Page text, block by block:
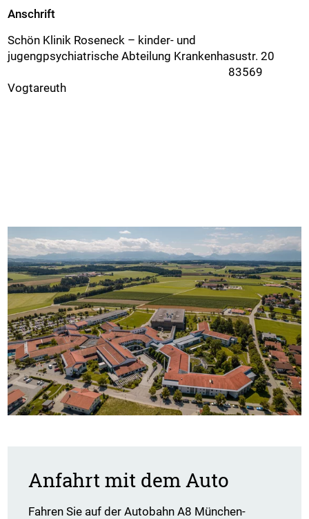
Anschrift
Schön Klinik Roseneck – kinder- und
jugengpsychiatrische Abteilung Krankenhasustr. 20
83569
Vogtareuth
Anfahrt mit dem Auto
Fahren Sie auf der Autobahn A8 München-